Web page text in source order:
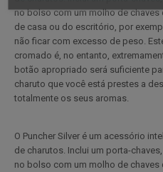
no bolso com um molho de chaves
de casa ou do escritório, por
não ficar com excesso de peso.
cromado é, no entanto,
botão apropriado será suficiente
charuto que você está prestes a
totalmente os seus aromas.
O Puncher Silver é um acessório
de charutos. Inclui um porta-
no bolso com um molho de